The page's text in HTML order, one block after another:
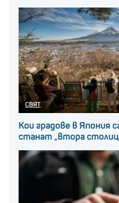
СВЯТ
Кои градове в Япония
станат „втора